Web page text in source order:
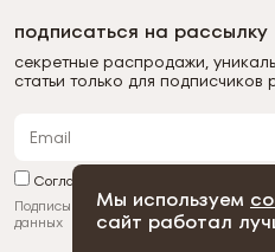
Мы используем
сайт работал
подписаться на рассылку
секретные распродажи,
статьи только для подписчиков
Согласен с обработкой
Подписываясь на рассылку, вы
данных